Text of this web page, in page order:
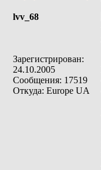
lvv_68
Зарегистрирован:
24.10.2005
Сообщения: 17519
Откуда: Europe UA